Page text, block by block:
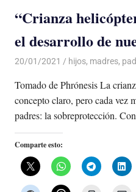
“Crianza
el desarrollo de
20/01/2021 De todo un Poco
hijos, madres,
Tomado de Phrónesis La
concepto claro, pero cada vez
padres: la sobreprotección.
Comparte esto: